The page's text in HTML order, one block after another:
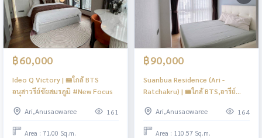
฿60,000
Ideo Q Victory | 🚝ใกล้ BTS
อนุสาวรีย์ชัยสมรภูมิ #New Focus
Ari,Anusaowaree 161
Area : 71.00 Sq.m.
฿90,000
Suanbua Residence (Ari -
Ratchakru) | 🚝ใกล้ BTS,อารีย์
Ari,Anusaowaree
164
Area : 110.57 Sq.m.